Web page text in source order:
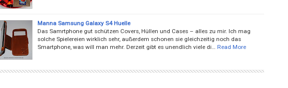
Manna Samsung Galaxy S4 Huelle
Das Samrtphone gut schützen Covers, Hüllen und Cases – alles zu mir. Ich mag
solche Spielereien wirklich sehr, außerdem schonen sie gleichzeitig noch das
Smartphone, was will man mehr. Derzeit gibt es unendlich viele ­di…
Read More